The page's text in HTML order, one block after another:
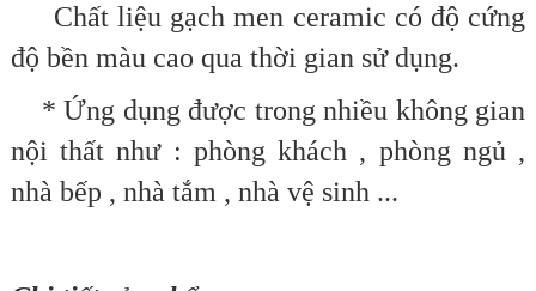
Chất liệu gạch men ceramic có độ cứng
độ bền màu cao qua thời gian sử dụng.
* Ứng dụng được trong nhiều không gian
nội thất như : phòng khách , phòng ngủ ,
nhà bếp , nhà tắm , nhà vệ sinh ...